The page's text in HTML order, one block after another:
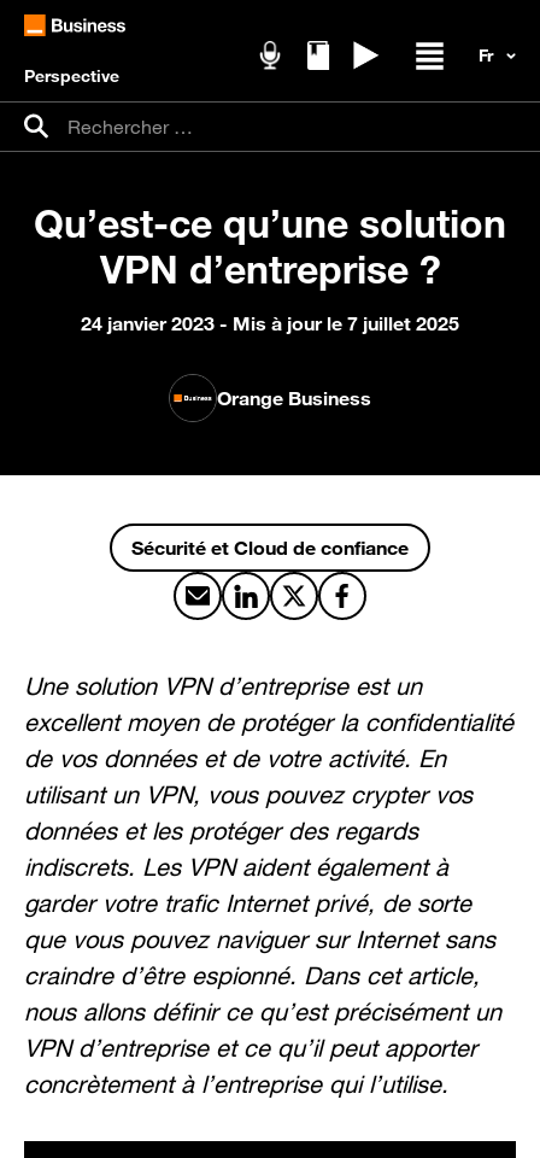
Perspective
Recherche pour :
Rechercher
Qu’est-ce qu’une solution
VPN d’entreprise ?
24 janvier 2023 - Mis à jour le 7 juillet 2025
Orange Business
Sécurité et Cloud de confiance
Partager par email
Partager sur LinkedIn
Partager sur X
Partager sur Facebook
Une solution VPN d’entreprise est un
excellent moyen de protéger la confidentialité
de vos données et de votre activité. En
utilisant un VPN, vous pouvez crypter vos
données et les protéger des regards
indiscrets. Les VPN aident également à
garder votre trafic Internet privé, de sorte
que vous pouvez naviguer sur Internet sans
craindre d’être espionné. Dans cet article,
nous allons définir ce qu’est précisément un
VPN d’entreprise et ce qu’il peut apporter
concrètement à l’entreprise qui l’utilise.